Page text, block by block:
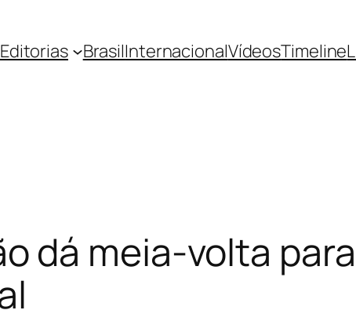
Editorias BrasilInternacionalVídeosTimeline
dá meia-volta